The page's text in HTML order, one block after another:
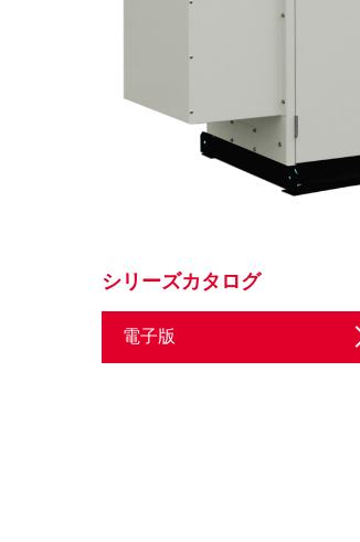
シリーズカタログ
電子版